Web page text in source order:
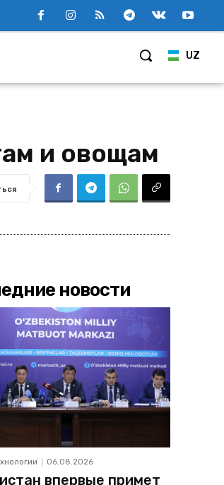
UZ
и овощам
новости
06.08.2026
впервые примет